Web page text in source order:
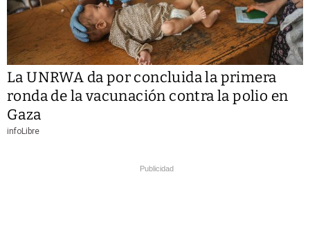
La UNRWA da por concluida la primera
ronda de la vacunación contra la polio en
Gaza
infoLibre
Publicidad